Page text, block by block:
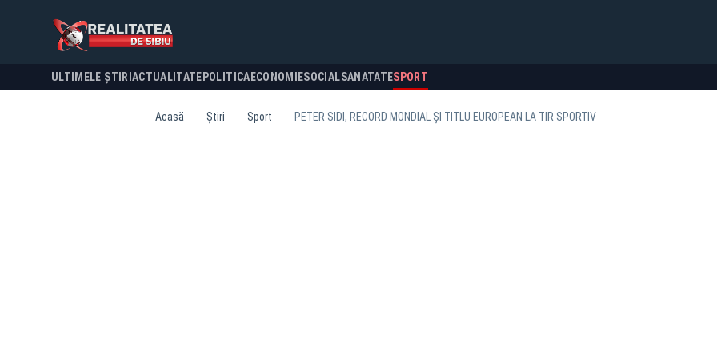
ULTIMELE ȘTIRI ACTUALITATE POLITICA ECONOMIESOCIALSANATATESPORT
Acasă Știri Sport PETER SIDI, RECORD MONDIAL ȘI TITLU EUROPEAN LA TIR SPORTIV